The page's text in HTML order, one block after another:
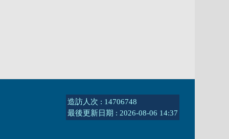
造訪人次 : 14706748
最後更新日期 : 2026-08-06 14:37